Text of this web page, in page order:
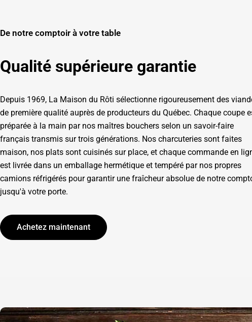
De notre comptoir à votre table
Qualité supérieure garantie
Depuis 1969, La Maison du Rôti sélectionne rigoureusement des
de première qualité auprès de producteurs du Québec. Chaque coupe
préparée à la main par nos maîtres bouchers selon un savoir-faire
français transmis sur trois générations. Nos charcuteries sont faites
maison, nos plats sont cuisinés sur place, et chaque commande en
est livrée dans un emballage hermétique et tempéré par nos propres
camions réfrigérés pour garantir une fraîcheur absolue de notre
jusqu'à votre porte.
Achetez maintenant